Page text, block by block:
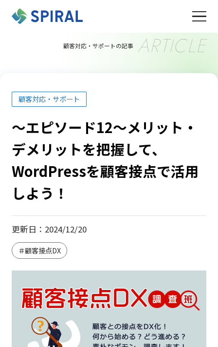
顧客対応・サポートの記事 ARTICLE
顧客対応・サポート
～エピソード12～メリット・
デメリットを把握して、
WordPressを顧客接点で活用
しよう！
更新日：2024/12/20
＃顧客接点DX